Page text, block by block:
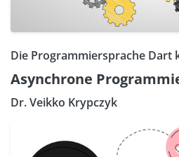
Die Programmiersprache Dart
Asynchrone
Dr. Veikko Krypczyk